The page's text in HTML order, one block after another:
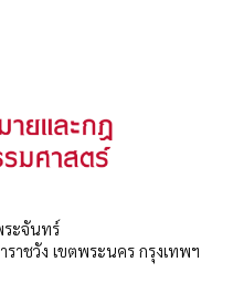
ระจันทร์
าชวัง เขตพระนคร กรุงเทพฯ